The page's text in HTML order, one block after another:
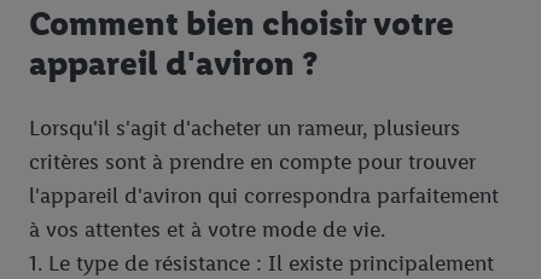
Comment bien choisir votre
appareil d'aviron ?
Lorsqu'il s'agit d'acheter un rameur, plusieurs
critères sont à prendre en compte pour trouver
l'appareil d'aviron qui correspondra parfaitement
à vos attentes et à votre mode de vie.
1. Le type de résistance : Il existe principalement